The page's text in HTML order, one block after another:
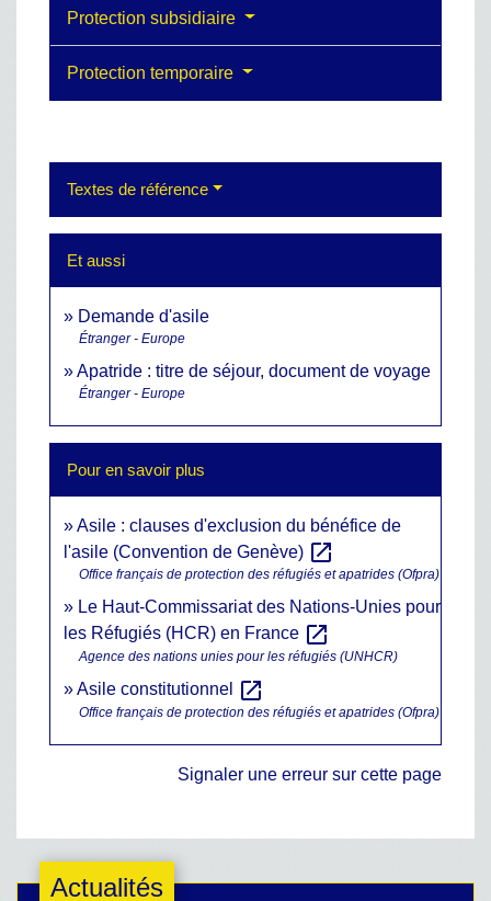
Protection subsidiaire
Protection temporaire
Textes de référence
Et aussi
Demande d'asile
Étranger - Europe
Apatride : titre de séjour, document de voyage
Étranger - Europe
Pour en savoir plus
Asile : clauses d'exclusion du bénéfice de
l'asile (Convention de Genève) open_in_new
Office français de protection des réfugiés et apatrides (Ofpra)
Le Haut-Commissariat des Nations-Unies pour
les Réfugiés (HCR) en France open_in_new
Agence des nations unies pour les réfugiés (UNHCR)
Asile constitutionnel open_in_new
Office français de protection des réfugiés et apatrides (Ofpra)
Signaler une erreur sur cette page
Actualités